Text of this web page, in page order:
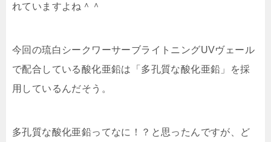
れていますよね＾＾
今回の琉白シークワーサーブライトニングUVヴェール
で配合している酸化亜鉛は「多孔質な酸化亜鉛」を採
用しているんだそう。
多孔質な酸化亜鉛ってなに！？と思ったんですが、ど